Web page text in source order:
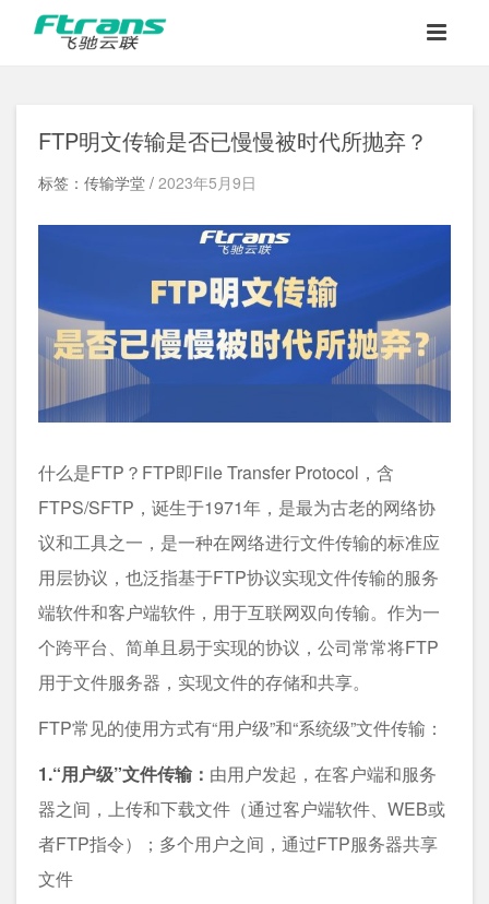
FTP明文传输是否已慢慢被时代所抛弃？
标签：传输学堂 / 2023年5月9日
什么是FTP？FTP即File Transfer Protocol，含
FTPS/SFTP，诞生于1971年，是最为古老的网络协
议和工具之一，是一种在网络进行文件传输的标准应
用层协议，也泛指基于FTP协议实现文件传输的服务
端软件和客户端软件，用于互联网双向传输。作为一
个跨平台、简单且易于实现的协议，公司常常将FTP
用于文件服务器，实现文件的存储和共享。
FTP常见的使用方式有“用户级”和“系统级”文件传输：
1.“用户级”文件传输： 由用户发起，在客户端和服务
器之间，上传和下载文件（通过客户端软件、WEB或
者FTP指令）；多个用户之间，通过FTP服务器共享
文件